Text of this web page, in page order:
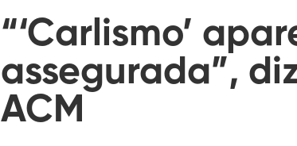
“‘Carlismo’
assegurada”,
ACM